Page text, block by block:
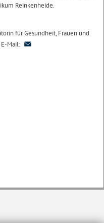
Reinkenheide.
für Gesundheit, Frauen und
Mail: